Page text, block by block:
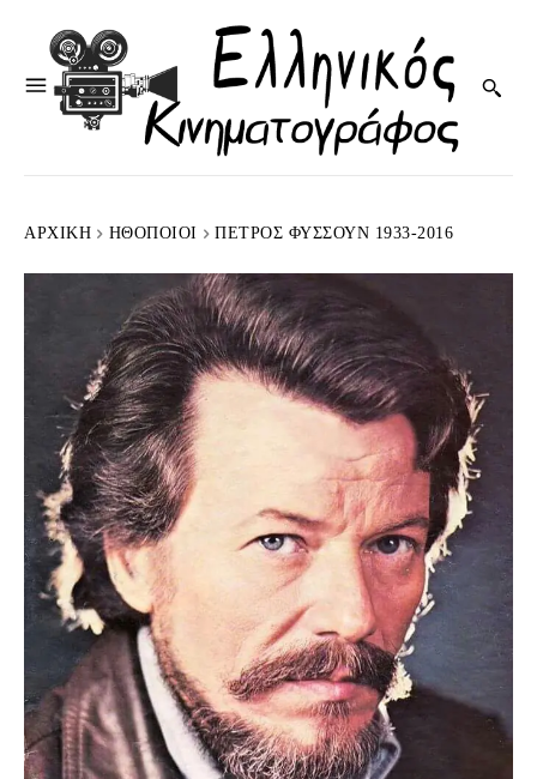
ΑΡΧΙΚΉ HΘΟΠΟΙΟΊ ΠΈΤΡΟΣ ΦΥΣΣΟΎΝ 1933-2016